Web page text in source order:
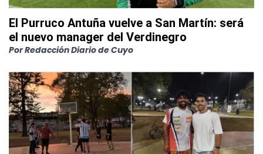
El Purruco Antuña vuelve a San Martín: será
el nuevo manager del Verdinegro
PorRedacción Diario de Cuyo